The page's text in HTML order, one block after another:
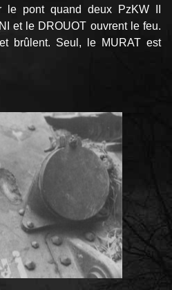
le pont quand deux PzKW II
et le DROUOT ouvrent le feu.
brûlent. Seul, le MURAT est